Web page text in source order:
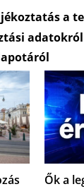
a
adatokról
Ők a